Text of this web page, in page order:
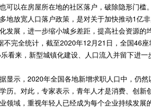
以在房屋所在地的社区落户，破除隐形门槛。
放宽人口落户政策，是对关于加快推动1亿
展，进一步缩小城乡差距，提高社会资源的
完全统计，截至2020年12月21日，全国46座
看来，新型城镇化建设、人口流入并留下进一
示，2020年全国各地新增求职人口中，仍然
历。对此，专家表示，青年人才是消费、创新
领域，重视年轻人已经成为每个企业持续发展